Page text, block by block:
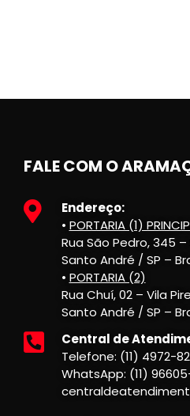
FALE COM O
Endereço:
• PORTARIA (1)
Rua São Pedro, 345 –
Santo André / SP –
• PORTARIA (2)
Rua Chuí, 02 – Vila
Santo André / SP –
Central de
Telefone: (11) 4972-
WhatsApp: (11)